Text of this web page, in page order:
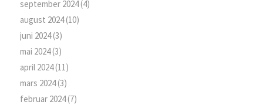
september 2024(4)
august 2024(10)
juni 2024(3)
mai 2024(3)
april 2024(11)
mars 2024(3)
februar 2024(7)